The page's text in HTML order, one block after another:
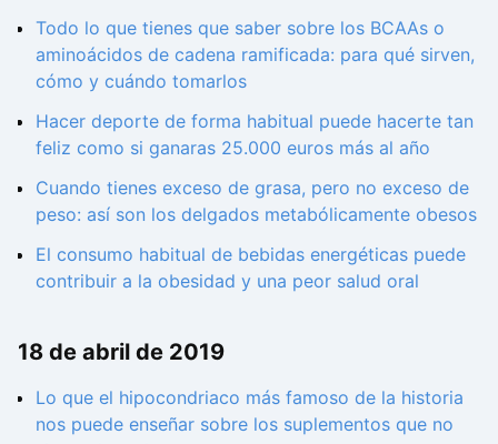
Todo lo que tienes que saber sobre los BCAAs o
aminoácidos de cadena ramificada: para qué sirven,
cómo y cuándo tomarlos
Hacer deporte de forma habitual puede hacerte tan
feliz como si ganaras 25.000 euros más al año
Cuando tienes exceso de grasa, pero no exceso de
peso: así son los delgados metabólicamente obesos
El consumo habitual de bebidas energéticas puede
contribuir a la obesidad y una peor salud oral
18 de abril de 2019
Lo que el hipocondriaco más famoso de la historia
nos puede enseñar sobre los suplementos que no